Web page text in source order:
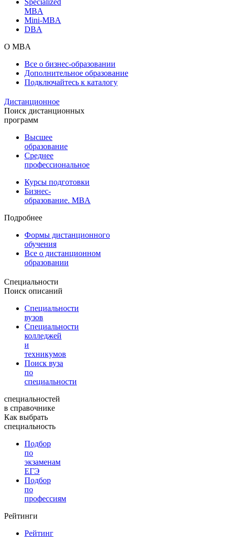
MBA
Mini-MBA
DBA
О MBA
Все о бизнес-образовании
Дополнительное образование
Подключайтесь к каталогу
Дистанционное
Поиск дистанционных
программ
Высшее
образование
Среднее
профессиональное
Курсы подготовки
Бизнес-
образование. MBA
Подробнее
Формы дистанционного
обучения
Все о дистанционном
образовании
Специальности
Поиск описаний
Специальности
вузов
Специальности
колледжей
и
техникумов
Поиск вуза
по
специальности
специальностей
в справочнике
Как выбрать
специальность
Подбор
по
экзаменам
ЕГЭ
Подбор
по
профессиям
Рейтинги
Рейтинг